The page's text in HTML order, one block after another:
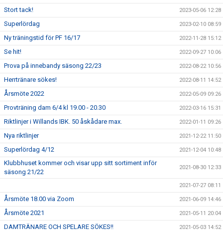
Stort tack! 2023-05-06 12:28
Superlördag 2023-02-10 08:59
Ny träningstid för PF 16/17 2022-11-28 15:12
Se hit! 2022-09-27 10:06
Prova på innebandy säsong 22/23 2022-08-22 10:56
Herrtränare sökes! 2022-08-11 14:52
Årsmöte 2022 2022-05-09 09:26
Provträning dam 6/4 kl 19.00 - 20.30 2022-03-16 15:31
Riktlinjer i Willands IBK. 50 åskådare max. 2022-01-11 09:26
Nya riktlinjer 2021-12-22 11:50
Superlördag 4/12 2021-12-04 10:48
Klubbhuset kommer och visar upp sitt sortiment inför
säsong 21/22
2021-08-30 12:33
2021-07-27 08:11
Årsmöte 18.00 via Zoom 2021-06-09 14:46
Årsmöte 2021 2021-05-11 20:04
DAMTRÄNARE OCH SPELARE SÖKES!! 2021-05-03 14:52